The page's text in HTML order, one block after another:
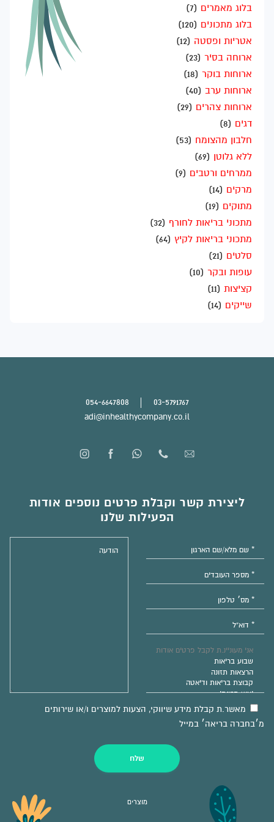
בלוג מאמרים (7)
בלוג מתכונים (120)
אטריות ופסטה (12)
ארוחה בסיר (23)
ארוחות בוקר (18)
ארוחות ערב (40)
ארוחות צהרים (29)
דגים (8)
חלבון מהצומח (53)
ללא גלוטן (69)
ממרחים ורטבים (9)
מרקים (14)
מתוקים (19)
מתכוני בריאות לחורף (32)
מתכוני בריאות לקיץ (64)
סלטים (21)
עופות ובקר (10)
קציצות (11)
שייקים (14)
03-5791767
054-6647808
adi@inhealthycompany.co.il
ליצירת קשר וקבלת פרטים נוספים אודות
הפעילות שלנו
מאשר.ת קבלת מידע שיווקי, הצעות למוצרים ו/או שירותים
מ׳בחברה בריאה׳ במייל
שלח
מוצרים